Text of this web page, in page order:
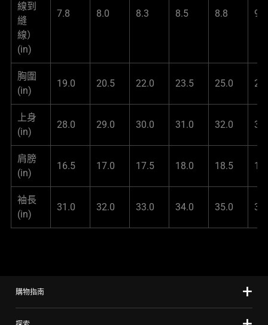
線到
縫
線）
(in)
7.8 8.0 8.3 8.5 8.8 9.0
胸圍
(in)
19.0 20.5 22.0 23.5 25.0
上身
(in)
28.0 29.0 30.0 31.0 32.0
肩膀
(in)
16.5 17.0 17.5 18.0 18.5
袖長
(in)
31.0 32.0 33.0 34.0 35.0
購物指南